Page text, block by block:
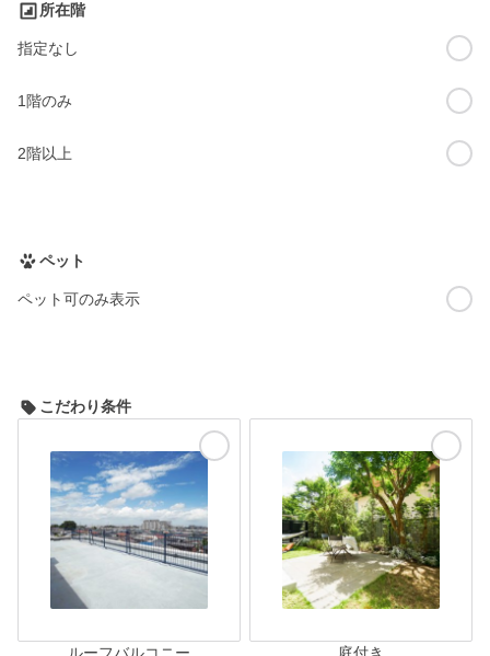
所在階
指定なし
1階のみ
2階以上
ペット
ペット可のみ表示
こだわり条件